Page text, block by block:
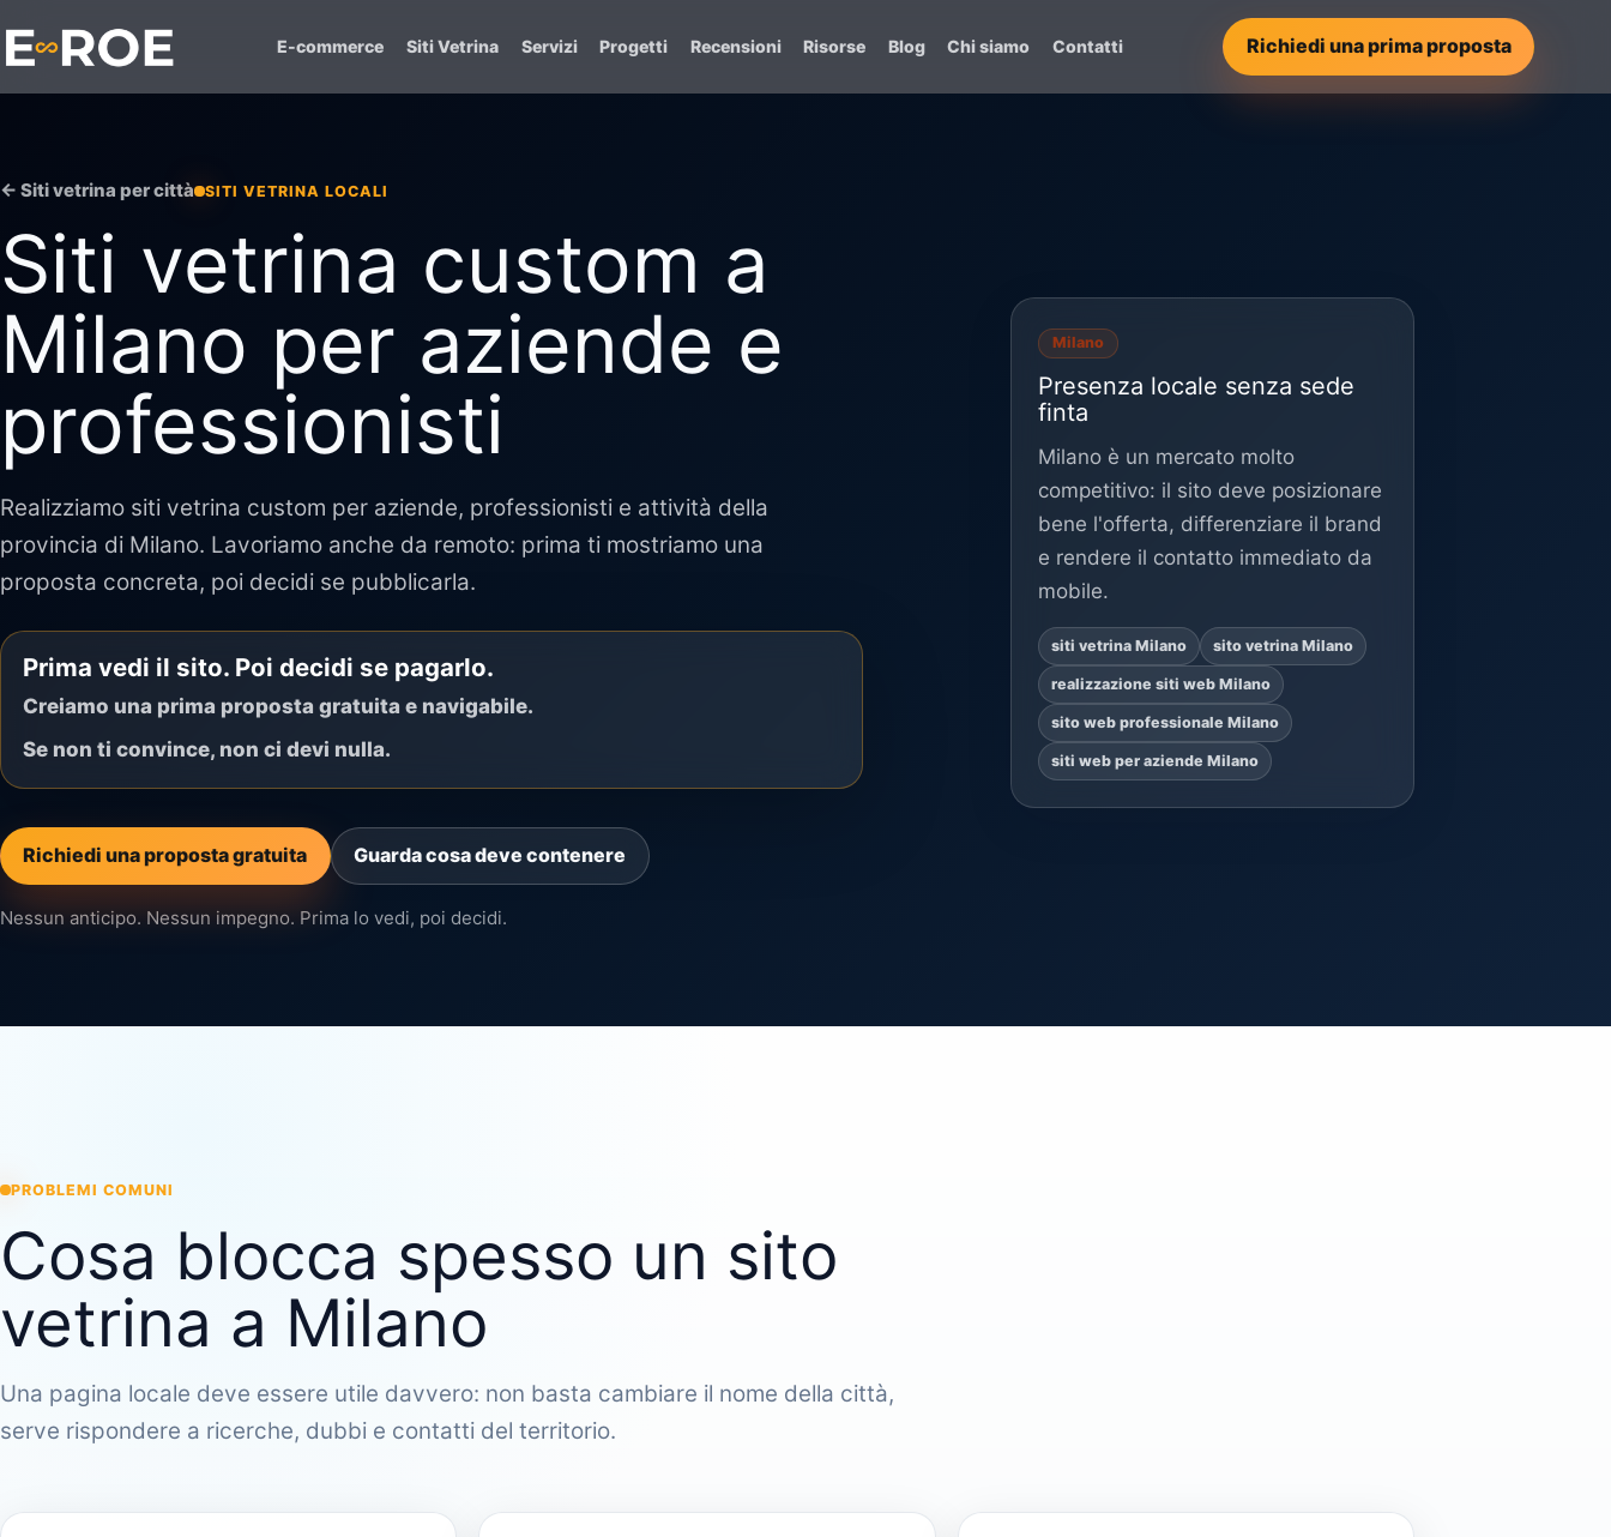
E-commerce Siti Vetrina Servizi Progetti Recensioni Risorse Blog Chi siamo Contatti Richiedi una prima proposta
← Siti vetrina per città SITI VETRINA LOCALI
Siti vetrina custom a
Milano per aziende e
professionisti
Realizziamo siti vetrina custom per aziende, professionisti e attività della
provincia di Milano. Lavoriamo anche da remoto: prima ti mostriamo una
proposta concreta, poi decidi se pubblicarla.
Prima vedi il sito. Poi decidi se pagarlo.
Creiamo una prima proposta gratuita e navigabile.
Se non ti convince, non ci devi nulla.
Richiedi una proposta gratuita Guarda cosa deve contenere
Nessun anticipo. Nessun impegno. Prima lo vedi, poi decidi.
Milano
Presenza locale senza sede
finta
Milano è un mercato molto
competitivo: il sito deve posizionare
bene l'offerta, differenziare il brand
e rendere il contatto immediato da
mobile.
siti vetrina Milano sito vetrina Milano
realizzazione siti web Milano
sito web professionale Milano
siti web per aziende Milano
PROBLEMI COMUNI
Cosa blocca spesso un sito
vetrina a Milano
Una pagina locale deve essere utile davvero: non basta cambiare il nome della città,
serve rispondere a ricerche, dubbi e contatti del territorio.